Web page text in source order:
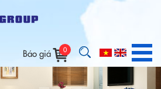
Báo giá 0